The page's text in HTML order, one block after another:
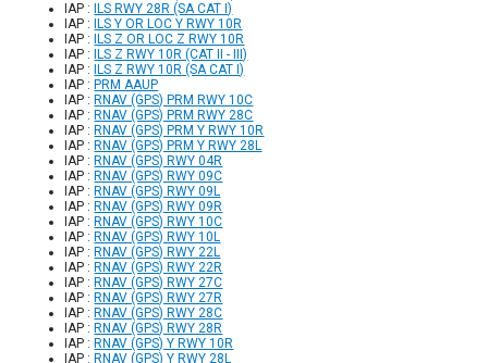
IAP :
ILS RWY 28R (SA CAT I)
IAP :
ILS Y OR LOC Y RWY 10R
IAP :
ILS Z OR LOC Z RWY 10R
IAP :
ILS Z RWY 10R (CAT II - III)
IAP :
ILS Z RWY 10R (SA CAT I)
IAP : PRM AAUP
IAP : RNAV (GPS) PRM RWY 10C
IAP : RNAV (GPS) PRM RWY 28C
IAP : RNAV (GPS) PRM Y RWY 10R
IAP : RNAV (GPS) PRM Y RWY 28L
IAP : RNAV (GPS) RWY 04R
IAP : RNAV (GPS) RWY 09C
IAP : RNAV (GPS) RWY 09L
IAP : RNAV (GPS) RWY 09R
IAP : RNAV (GPS) RWY 10C
IAP : RNAV (GPS) RWY 10L
IAP : RNAV (GPS) RWY 22L
IAP : RNAV (GPS) RWY 22R
IAP : RNAV (GPS) RWY 27C
IAP : RNAV (GPS) RWY 27R
IAP : RNAV (GPS) RWY 28C
IAP : RNAV (GPS) RWY 28R
IAP : RNAV (GPS) Y RWY 10R
IAP : RNAV (GPS) Y RWY 28L